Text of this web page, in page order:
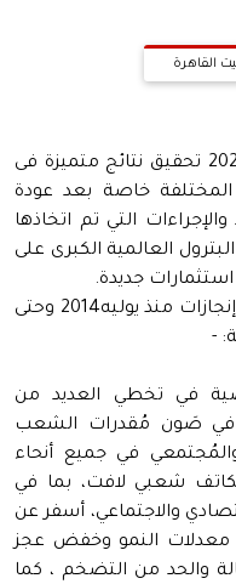
القاهرة
شهدت الفترة من يوليه2014/يونيه 2020 تحقيق نتائج متميزة فى
المختلفة خاصة بعد عودة
التي تم اتخاذها
العالمية الكبرى على
جديدة.
وفيما يلى ملخص لأهم ما تحقق من إنجازات منذ يوليه2014 وحتى
في تخطي العديد من
في صَون مُقدرات الشعب
في جميع أنحاء
شعبي لافت، بما في
والاجتماعي، أسفر عن
معدلات النمو وخفض عجز
والحد من التضخم ، كما